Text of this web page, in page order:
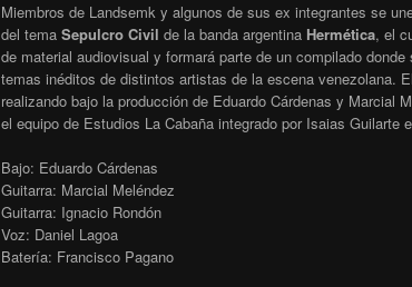
Miembros de Landsemk y algunos de sus ex integrantes se
del temaSepulcro Civil de la banda argentina Hermética, el
de material audiovisual y formará parte de un compilado
temas inéditos de distintos artistas de la escena venezolana.
realizando bajo la producción de Eduardo Cárdenas y Marcial
el equipo de Estudios La Cabaña integrado por Isaias Guilarte
Bajo: Eduardo Cárdenas
Guitarra: Marcial Meléndez
Guitarra: Ignacio Rondón
Voz: Daniel Lagoa
Batería: Francisco Pagano